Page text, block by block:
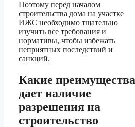
Поэтому перед началом
строительства дома на участке
ИЖС необходимо тщательно
изучить все требования и
нормативы, чтобы избежать
неприятных последствий и
санкций.
Какие преимущества
дает наличие
разрешения на
строительство